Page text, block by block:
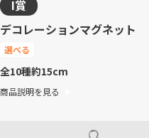
I賞
デコレーションマグネット
選べる
全10種約15cm
商品説明を見る